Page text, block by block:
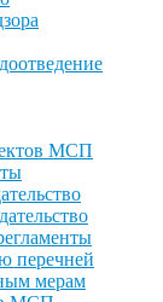
МСП
перечней
мерам